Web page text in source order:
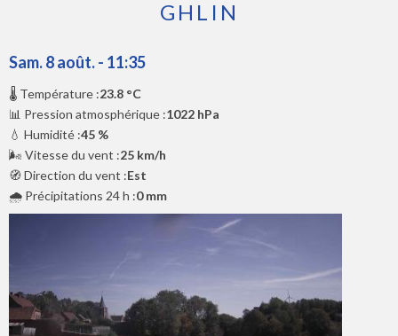
GHLIN
Sam. 8 août. - 11:35
🌡️ Température :23.8 °C
📊 Pression atmosphérique :1022 hPa
💧 Humidité :45 %
🌬️ Vitesse du vent :25 km/h
🧭 Direction du vent :Est
🌧️ Précipitations 24 h :0 mm